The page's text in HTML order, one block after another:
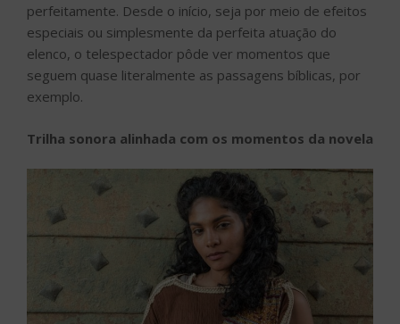
perfeitamente. Desde o início, seja por meio de efeitos
especiais ou simplesmente da perfeita atuação do
elenco, o telespectador pôde ver momentos que
seguem quase literalmente as passagens bíblicas, por
exemplo.
Trilha sonora alinhada com os momentos da novela